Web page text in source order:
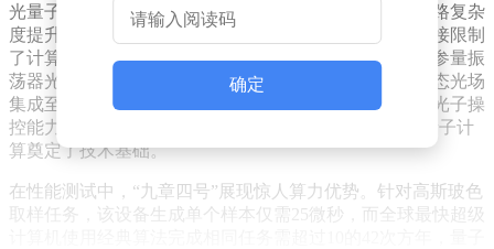
光量子计算的核心挑战在于光子损耗问题。随着编码线路复杂
度提升，光子在传输与处理过程中的损耗显著增加，直接限制
了计算规模。研究团队针对这一难题，开发出高效率光参量振
荡器光源与时空混合编码干涉仪，将1024个高效率压缩态光场
集成至8176模式线路中，通过连接度的立方级扩展，将光子操
控能力从“九章三号”的255个提升至3050个，为大规模量子计
算奠定了技术基础。
在性能测试中，“九章四号”展现惊人算力优势。针对高斯玻色
取样任务，该设备生成单个样本仅需25微秒，而全球最快超级
确定